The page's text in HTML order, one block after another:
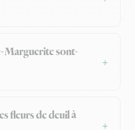
Marguerite sont-
fleurs de deuil à